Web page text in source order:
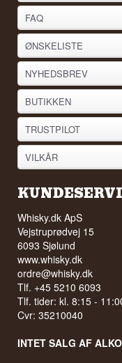
FAQ
ØNSKELISTE
NYHEDSBREV
BUTIKKEN
TRUSTPILOT
VILKÅR
Whisky.dk ApS
Vejstruprødvej 15
6093 Sjølund
www.whisky.dk
ordre@whisky.dk
Tlf. +45 5210 6093
Tlf. tider: kl. 8:15 -
Cvr: 35210040
INTET SALG AF